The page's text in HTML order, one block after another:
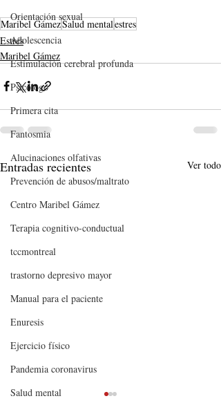
Orientación sexual
Adolescencia
Estimulación cerebral profunda
Psicólogo
Primera cita
Fantosmia
Alucinaciones olfativas
Prevención de abusos/maltrato
Centro Maribel Gámez
Terapia cognitivo-conductual
tccmontreal
trastorno depresivo mayor
Manual para el paciente
Enuresis
Ejercicio físico
Pandemia coronavirus
Salud mental
Maribel GámezSalud mentalestres
Estrés
Maribel Gámez
Entradas recientes Ver todo